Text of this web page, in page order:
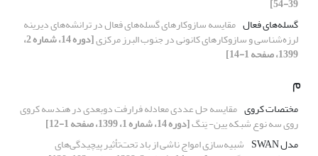
گسله‌های فعال مقایسه سازوکارهای گسله‌های فعال در ترانشه‌های دیرینه
لرزه‌شناسی و سازوکارهای کانونی در جنوب البرز مرکزی [دوره 14، شماره 2،
1399، صفحه 1-14]
م
مختصات کروی مقایسه حل عددی معادله فرارفت دوبعدی در هندسه کروی
روی سه نوع شبکه یین- یَنگ[دوره 14، شماره 1، 1399، صفحه 1-12]
مدل SWAN
شبیه‌سازی امواج ناشی از باد تحت‌تأثیر پیچیدگی‌های